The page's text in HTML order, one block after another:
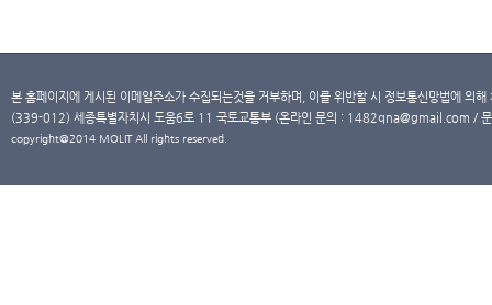
본 홈페이지에 게시된 이메일주소가 수집되는것을 거부하며, 이를 위반할 시 정보통신망법에 의
(339-012) 세종특별자치시 도움6로 11 국토교통부 (온라인 문의 : 1482qna@gmail.com /
copyright@2014 MOLIT All rights reserved.